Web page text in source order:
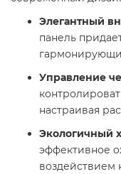
Элегантный
панель
Управление
настраивая
Экологичный
эффективное